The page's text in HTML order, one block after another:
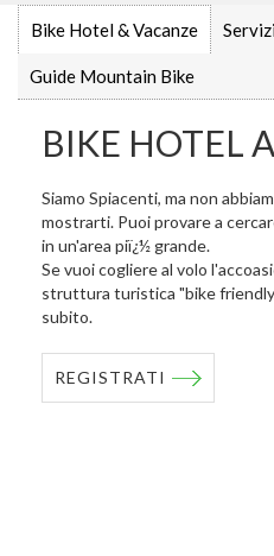
Bike Hotel & Vacanze
Guide Mountain Bike
BIKE HOTEL
Siamo Spiacenti, ma non
mostrarti. Puoi provare a
in un'area piï¿½ grande.
Se vuoi cogliere al volo
struttura turistica "bike
subito.
REGISTRATI